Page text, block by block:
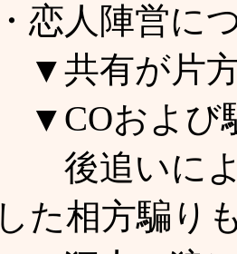
・恋人陣営に
▼共有が片方
▼COおよび
後追いによ
した相方騙り